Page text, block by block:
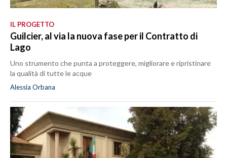
IL PROGETTO
Guilcier, al via la nuova fase per il Contratto di
Lago
Uno strumento che punta a proteggere, migliorare e ripristinare
la qualità di tutte le acque
Alessia Orbana